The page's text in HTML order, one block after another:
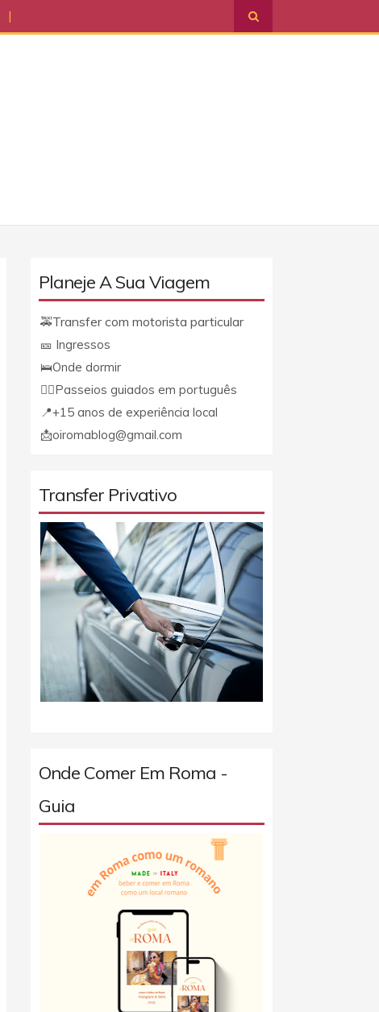
Planeje A Sua Viagem
🚕Transfer com motorista particular
🎫 Ingressos
🛌Onde dormir
🚶‍♀️Passeios guiados em português
📍+15 anos de experiência local
📩oiromablog@gmail.com
Transfer Privativo
Onde Comer Em Roma -
Guia